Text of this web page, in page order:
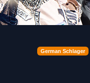
German Schlager